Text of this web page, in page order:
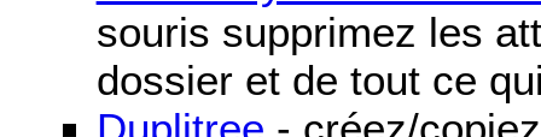
souris supprimez les
dossier et de tout ce
Duplitree - créez/